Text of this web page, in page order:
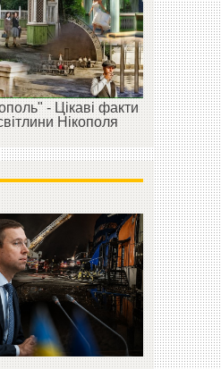
- Цікаві факти
Нікополя